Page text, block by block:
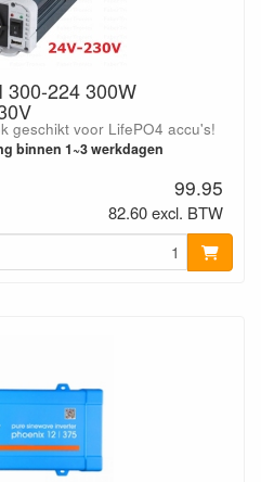
300-224 300W
geschikt voor LifePO4 accu's!
binnen 1~3 werkdagen
99.95
82.60 excl. BTW